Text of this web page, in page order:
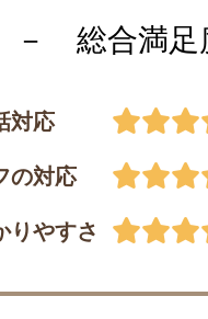
－ 総合満
対応
の対応
りやすさ